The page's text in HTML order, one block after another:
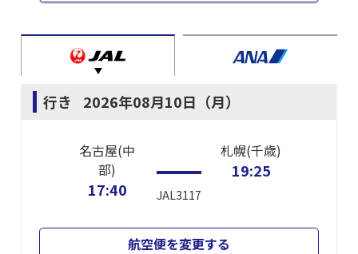
行き 2026年08月10日（月）
名古屋(中
部)
17:40 JAL3117
札幌(千歳)
19:25
航空便を変更する